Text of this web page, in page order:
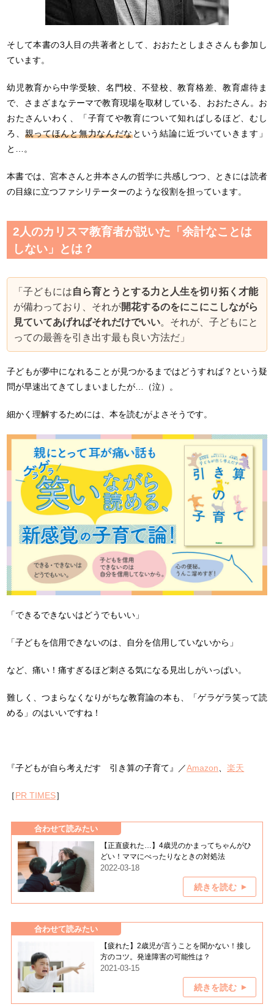
そして本書の3人目の共著者として、おおたとしまささんも参加し
ています。
幼児教育から中学受験、名門校、不登校、教育格差、教育虐待ま
で、さまざまなテーマで教育現場を取材している、おおたさん。お
おたさんいわく、「子育てや教育について知ればしるほど、むし
ろ、 親ってほんと無力なんだなという結論に近づいていきます」
と…。
本書では、宮本さんと井本さんの哲学に共感しつつ、ときには読者
の目線に立つファシリテーターのような役割を担っています。
2人のカリスマ教育者が説いた「余計なことは
しない」とは？
「子どもには自ら育とうとする力と人生を切り拓く才能
が備わっており、それが開花するのをにこにこしながら
見ていてあげればそれだけでいい。それが、子どもにと
っての最善を引き出す最も良い方法だ」
子どもが夢中になれることが見つかるまではどうすれば？という疑
問が早速出てきてしまいましたが…（泣）。
細かく理解するためには、本を読むがよさそうです。
「できるできないはどうでもいい」
「子どもを信用できないのは、自分を信用していないから」
など、痛い！痛すぎるほど刺さる気になる見出しがいっぱい。
難しく、つまらなくなりがちな教育論の本も、「ゲラゲラ笑って読
める」のはいいですね！
『子どもが自ら考えだす 引き算の子育て』／Amazon 、楽天
［PR TIMES］
合わせて読みたい
【正直疲れた…】4歳児のかまってちゃんがひ
どい！ママにべったりなときの対処法
2022-03-18
続きを読む
合わせて読みたい
【疲れた】2歳児が言うことを聞かない！接し
方のコツ。発達障害の可能性は？
2021-03-15
続きを読む